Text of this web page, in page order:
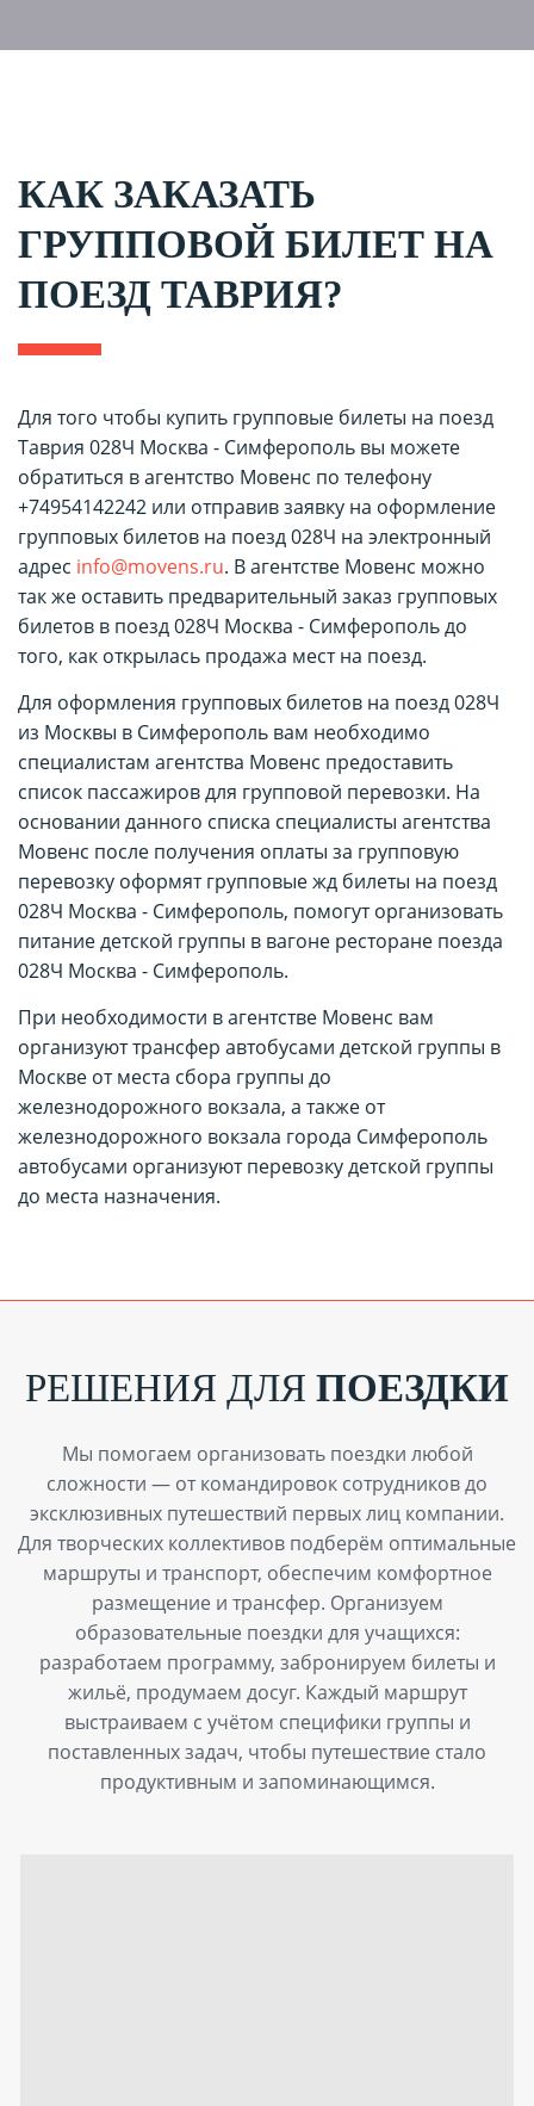
КАК ЗАКАЗАТЬ
ГРУППОВОЙ БИЛЕТ НА
ПОЕЗД ТАВРИЯ?
Для того чтобы купить групповые билеты на поезд
Таврия 028Ч Москва - Симферополь вы можете
обратиться в агентство Мовенс по телефону
+74954142242 или отправив заявку на оформление
групповых билетов на поезд 028Ч на электронный
адрес info@movens.ru. В агентстве Мовенс можно
так же оставить предварительный заказ групповых
билетов в поезд 028Ч Москва - Симферополь до
того, как открылась продажа мест на поезд.
Для оформления групповых билетов на поезд 028Ч
из Москвы в Симферополь вам необходимо
специалистам агентства Мовенс предоставить
список пассажиров для групповой перевозки. На
основании данного списка специалисты агентства
Мовенс после получения оплаты за групповую
перевозку оформят групповые жд билеты на поезд
028Ч Москва - Симферополь, помогут организовать
питание детской группы в вагоне ресторане поезда
028Ч Москва - Симферополь.
При необходимости в агентстве Мовенс вам
организуют трансфер автобусами детской группы в
Москве от места сбора группы до
железнодорожного вокзала, а также от
железнодорожного вокзала города Симферополь
автобусами организуют перевозку детской группы
до места назначения.
РЕШЕНИЯ ДЛЯ ПОЕЗДКИ
Мы помогаем организовать поездки любой
сложности — от командировок сотрудников до
эксклюзивных путешествий первых лиц компании.
Для творческих коллективов подберём оптимальные
маршруты и транспорт, обеспечим комфортное
размещение и трансфер. Организуем
образовательные поездки для учащихся:
разработаем программу, забронируем билеты и
жильё, продумаем досуг. Каждый маршрут
выстраиваем с учётом специфики группы и
поставленных задач, чтобы путешествие стало
продуктивным и запоминающимся.